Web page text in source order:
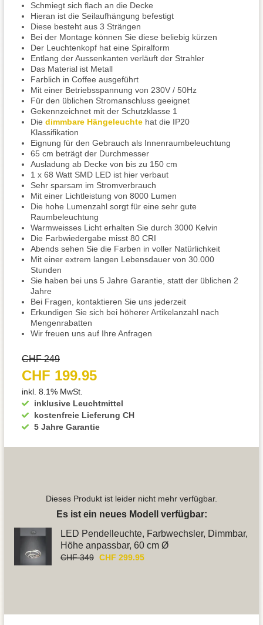
Schmiegt sich flach an die Decke
Hieran ist die Seilaufhängung befestigt
Diese besteht aus 3 Strängen
Bei der Montage können Sie diese beliebig kürzen
Der Leuchtenkopf hat eine Spiralform
Entlang der Aussenkanten verläuft der Strahler
Das Material ist Metall
Farblich in Coffee ausgeführt
Mit einer Betriebsspannung von 230V / 50Hz
Für den üblichen Stromanschluss geeignet
Gekennzeichnet mit der Schutzklasse 1
Die dimmbare Hängeleuchte hat die IP20
Klassifikation
Eignung für den Gebrauch als Innenraumbeleuchtung
65 cm beträgt der Durchmesser
Ausladung ab Decke von bis zu 150 cm
1 x 68 Watt SMD LED ist hier verbaut
Sehr sparsam im Stromverbrauch
Mit einer Lichtleistung von 8000 Lumen
Die hohe Lumenzahl sorgt für eine sehr gute
Raumbeleuchtung
Warmweisses Licht erhalten Sie durch 3000 Kelvin
Die Farbwiedergabe misst 80 CRI
Abends sehen Sie die Farben in voller Natürlichkeit
Mit einer extrem langen Lebensdauer von 30.000
Stunden
Sie haben bei uns 5 Jahre Garantie, statt der üblichen 2
Jahre
Bei Fragen, kontaktieren Sie uns jederzeit
Erkundigen Sie sich bei höherer Artikelanzahl nach
Mengenrabatten
Wir freuen uns auf Ihre Anfragen
inklusive Leuchtmittel
kostenfreie Lieferung CH
5 Jahre Garantie
CHF 249
CHF 199.95
inkl. 8.1% MwSt.
Dieses Produkt ist leider nicht mehr verfügbar.
Es ist ein neues Modell verfügbar:
LED Pendelleuchte, Farbwechsler, Dimmbar,
Höhe anpassbar, 60 cm Ø
CHF 349 CHF 299.95